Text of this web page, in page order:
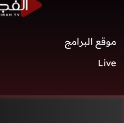
موقع البرامج
Live